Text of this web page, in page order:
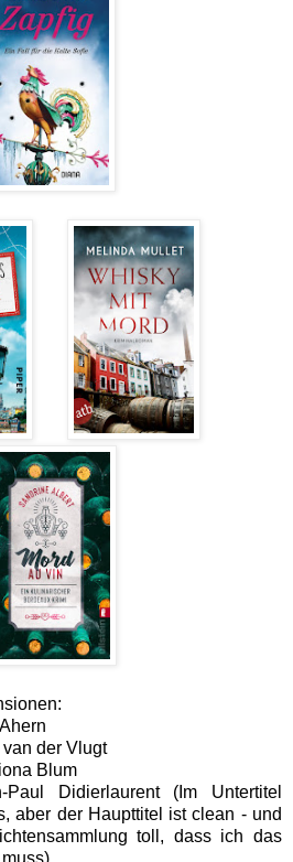
der Vlugt
Blum
Didierlaurent (Im Untertitel
aber der Haupttitel ist clean - und
toll, dass ich das